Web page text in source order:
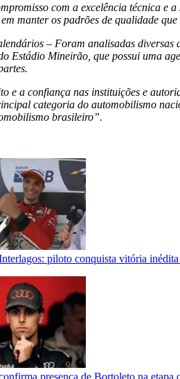
com a excelência técnica e
manter os padrões de qualidade
– Foram analisadas
Estádio Mineirão, que possui uma
e a confiança nas instituições e
categoria do automobilismo
brasileiro”.
piloto conquista vitória
presença de Bortoleto na etapa